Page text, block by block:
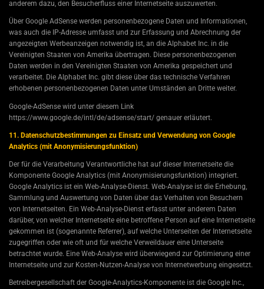
anderem dazu, den Besucherfluss einer Internetseite auszuwerten.
Über Google AdSense werden personenbezogene Daten und Informationen,
was auch die IP-Adresse umfasst und zur Erfassung und Abrechnung der
angezeigten Werbeanzeigen notwendig ist, an die Alphabet Inc. in die
Vereinigten Staaten von Amerika übertragen. Diese personenbezogenen
Daten werden in den Vereinigten Staaten von Amerika gespeichert und
verarbeitet. Die Alphabet Inc. gibt diese über das technische Verfahren
erhobenen personenbezogenen Daten unter Umständen an Dritte weiter.
Google-AdSense wird unter diesem Link
https://www.google.de/intl/de/adsense/start/ genauer erläutert.
11. Datenschutzbestimmungen zu Einsatz und Verwendung von Google
Analytics (mit Anonymisierungsfunktion)
Der für die Verarbeitung Verantwortliche hat auf dieser Internetseite die
Komponente Google Analytics (mit Anonymisierungsfunktion) integriert.
Google Analytics ist ein Web-Analyse-Dienst. Web-Analyse ist die Erhebung,
Sammlung und Auswertung von Daten über das Verhalten von Besuchern
von Internetseiten. Ein Web-Analyse-Dienst erfasst unter anderem Daten
darüber, von welcher Internetseite eine betroffene Person auf eine Internetseite
gekommen ist (sogenannte Referrer), auf welche Unterseiten der Internetseite
zugegriffen oder wie oft und für welche Verweildauer eine Unterseite
betrachtet wurde. Eine Web-Analyse wird überwiegend zur Optimierung einer
Internetseite und zur Kosten-Nutzen-Analyse von Internetwerbung eingesetzt.
Betreibergesellschaft der Google-Analytics-Komponente ist die Google Inc.,